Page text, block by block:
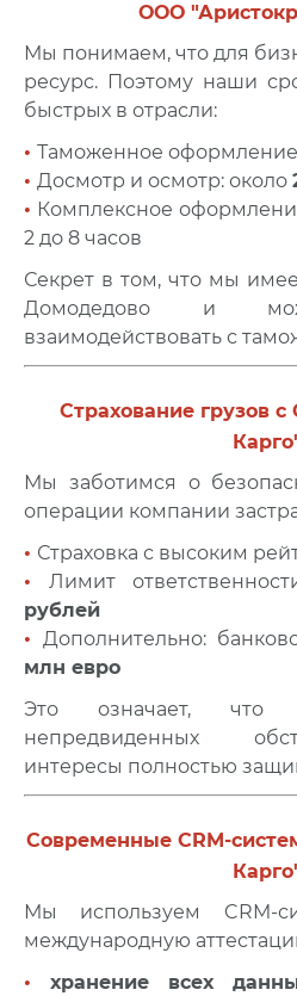
ООО
Мы понимаем, что для
ресурс. Поэтому наши
быстрых в отрасли:
• Таможенное
• Досмотр и осмотр: около
• Комплексное
2 до 8 часов
Секрет в том, что мы
Домодедово и
взаимодействовать с
Страхование грузов
Мы заботимся о
операции компании
• Страховка с высоким
•Лимит
рублей
• Дополнительно:
млн евро
Это означает,
непредвиденных
интересы полностью
Современные CRM-
Мы используем CRM-
международную
• хранение всех